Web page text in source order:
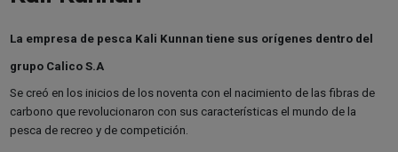
La empresa de pesca Kali Kunnan tiene sus orígenes dentro del
grupo Calico S.A
Se creó en los inicios de los noventa con el nacimiento de las fibras de
carbono que revolucionaron con sus características el mundo de la
pesca de recreo y de competición.